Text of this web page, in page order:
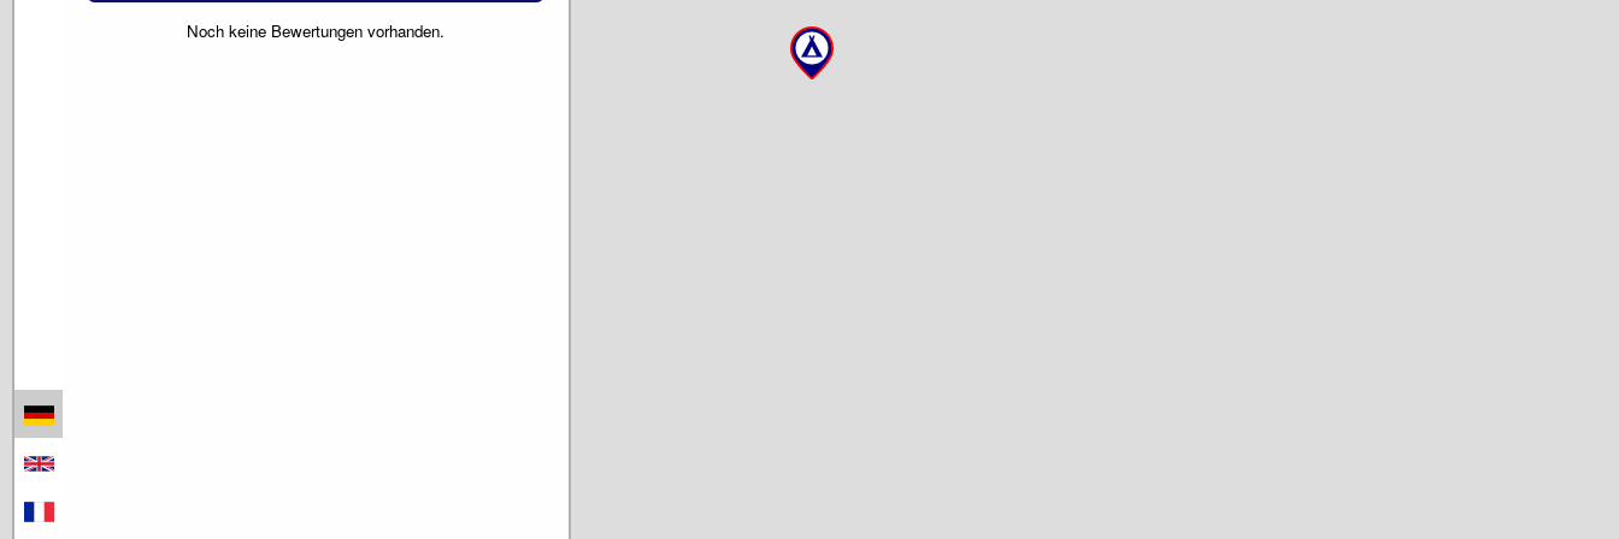
Noch keine Bewertungen vorhanden.